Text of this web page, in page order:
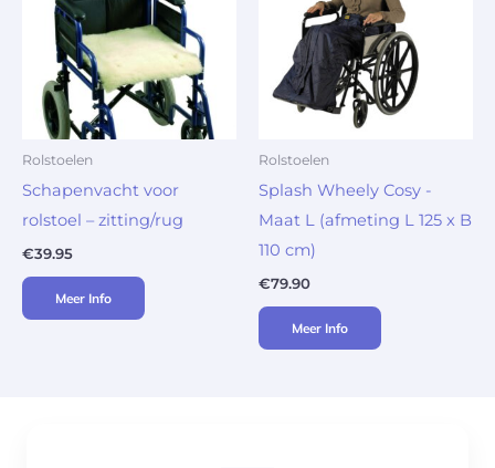
Rolstoelen
Schapenvacht voor
rolstoel – zitting/rug
€39.95
Meer Info
Rolstoelen
Splash Wheely Cosy -
Maat L (afmeting L 125 x B
110 cm)
€79.90
Meer Info